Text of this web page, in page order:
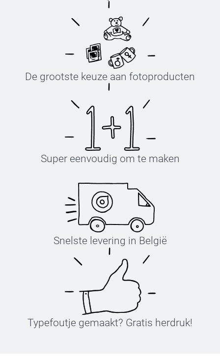
De grootste keuze aan fotoproducten
Super eenvoudig om te maken
Snelste levering in België
Typefoutje gemaakt? Gratis herdruk!